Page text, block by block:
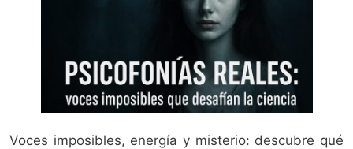
Voces imposibles, energía y misterio: descubre qué